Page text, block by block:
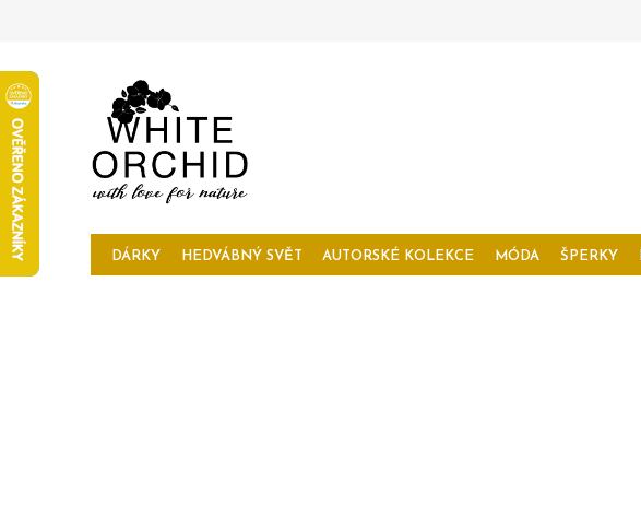
DÁRKY HEDVÁBNÝ SVĚT AUTORSKÉ KOLEKCE MÓDA ŠPERKY